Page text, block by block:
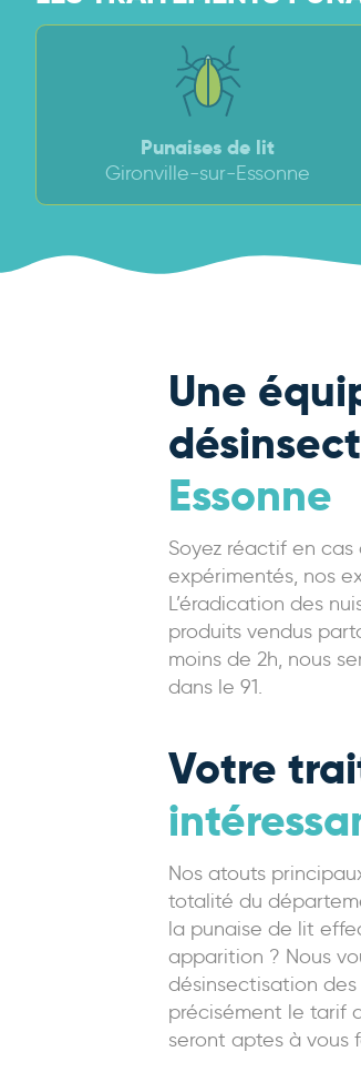
Punaises de lit
Gironville-sur-Essonne
Une
Essonne
Soyez réactif en
expérimentés, nos
L’éradication des
produits vendus
moins de 2h, nous
dans le 91.
Votre
Nos atouts
totalité du
la punaise de lit
apparition ? Nous
désinsectisation
précisément le tarif
seront aptes à vous